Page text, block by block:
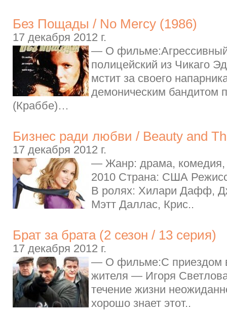
Без Пощады / No Mercy (1986)
17 декабря 2012 г.
— О
полицейский из Чикаго
мстит за своего
демоническим бандитом
(Краббе)…
Бизнес ради любви / Beauty and
17 декабря 2012 г.
— Жанр: драма, комедия,
2010 Страна: США
В ролях: Хилари Дафф,
Мэтт Даллас, Крис..
Брат за брата (2 сезон / 13 серия)
17 декабря 2012 г.
— О фильме:C приездом
жителя — Игоря
течение жизни
хорошо знает этот..